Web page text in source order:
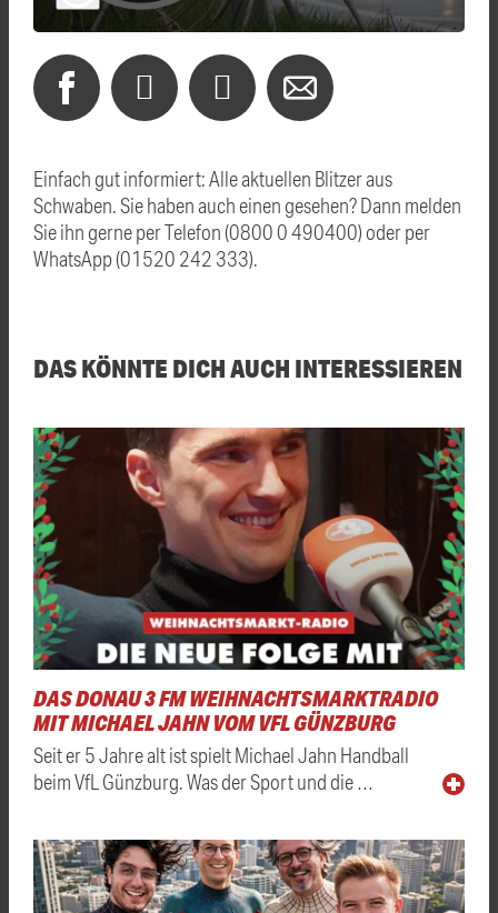
Einfach gut informiert: Alle aktuellen Blitzer aus
Schwaben. Sie haben auch einen gesehen? Dann melden
Sie ihn gerne per Telefon (0800 0 490400) oder per
WhatsApp (01520 242 333).
DAS KÖNNTE DICH AUCH INTERESSIEREN
DAS DONAU 3 FM WEIHNACHTSMARKTRADIO
MIT MICHAEL JAHN VOM VFL GÜNZBURG
Seit er 5 Jahre alt ist spielt Michael Jahn Handball
beim VfL Günzburg. Was der Sport und die …